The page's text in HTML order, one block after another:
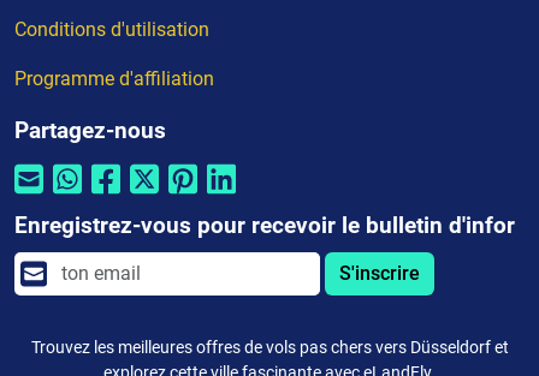
Conditions d'utilisation
Programme d'affiliation
Partagez-nous
Enregistrez-vous pour recevoir le bulletin d'infor
S'inscrire
Trouvez les meilleures offres de vols pas chers vers Düsseldorf et